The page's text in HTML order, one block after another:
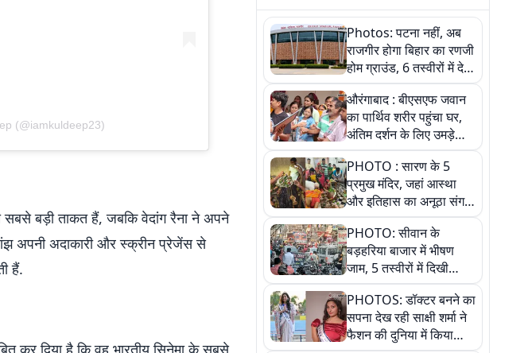
(@iamkuldeep23)
सबसे बड़ी ताकत हैं, जबकि वेदांग रैना ने अपने
अपनी अदाकारी और स्क्रीन प्रेजेंस से
हैं.
कर दिया है कि वह भारतीय सिनेमा के सबसे
Photos: पटना नहीं, अब
राजगीर होगा बिहार का रणजी
होम ग्राउंड, 6 तस्वीरों में देखें
नए स्टेडियम की पूरी कहानी
औरंगाबाद : बीएसएफ जवान
का पार्थिव शरीर पहुंचा घर,
अंतिम दर्शन के लिए उमड़े
लोग
PHOTO : सारण के 5
प्रमुख मंदिर, जहां आस्था
और इतिहास का अनूठा संगम,
तस्वीरों में जानिए
PHOTO: सीवान के
बड़हरिया बाजार में भीषण
जाम, 5 तस्वीरों में दिखी
अव्यवस्था
PHOTOS: डॉक्टर बनने का
सपना देख रही साक्षी शर्मा ने
फैशन की दुनिया में किया